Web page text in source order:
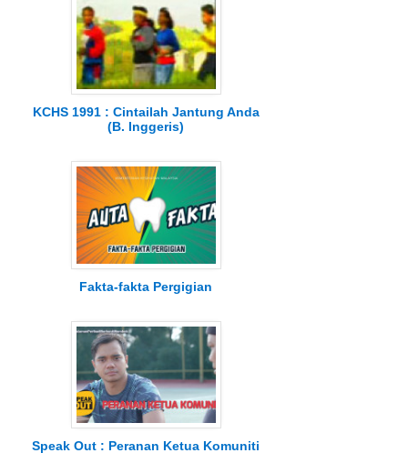
KCHS 1991 : Cintailah Jantung Anda
(B. Inggeris)
Fakta-fakta Pergigian
Speak Out : Peranan Ketua Komuniti